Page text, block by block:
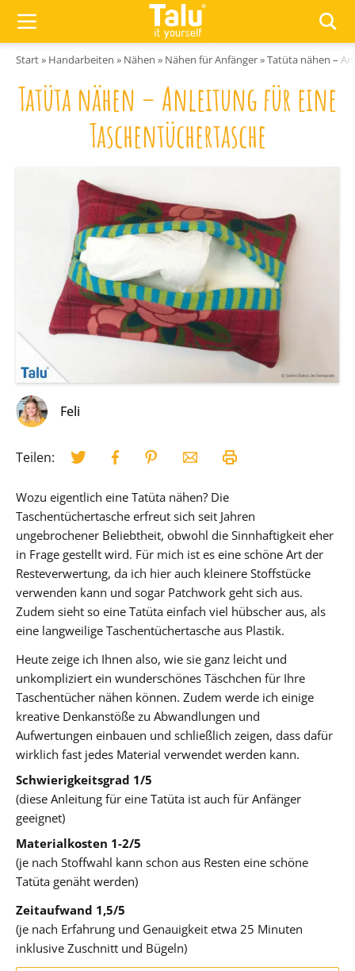
Start» Handarbeiten » Nähen » Nähen für Anfänger»Tatüta nähen –
Tatüta nähen – Anleitung für eine
Taschentüchertasche
Feli
Teilen:
Wozu eigentlich eine Tatüta nähen? Die
Taschentüchertasche erfreut sich seit Jahren
ungebrochener Beliebtheit, obwohl die Sinnhaftigkeit eher
in Frage gestellt wird. Für mich ist es eine schöne Art der
Resteverwertung, da ich hier auch kleinere Stoffstücke
verwenden kann und sogar Patchwork geht sich aus.
Zudem sieht so eine Tatüta einfach viel hübscher aus, als
eine langweilige Taschentüchertasche aus Plastik.
Heute zeige ich Ihnen also, wie sie ganz leicht und
unkompliziert ein wunderschönes Täschchen für Ihre
Taschentücher nähen können. Zudem werde ich einige
kreative Denkanstöße zu Abwandlungen und
Aufwertungen einbauen und schließlich zeigen, dass dafür
wirklich fast jedes Material verwendet werden kann.
Schwierigkeitsgrad 1/5
(diese Anleitung für eine Tatüta ist auch für Anfänger
geeignet)
Materialkosten 1-2/5
(je nach Stoffwahl kann schon aus Resten eine schöne
Tatüta genäht werden)
Zeitaufwand 1,5/5
(je nach Erfahrung und Genauigkeit etwa 25 Minuten
inklusive Zuschnitt und Bügeln)